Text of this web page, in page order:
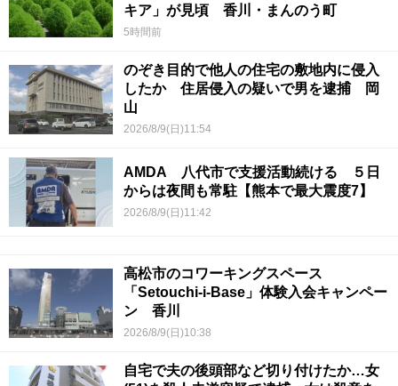
キア」が見頃 香川・まんのう町
5時間前
のぞき目的で他人の住宅の敷地内に侵入
したか 住居侵入の疑いで男を逮捕 岡
山
2026/8/9(日)11:54
AMDA 八代市で支援活動続ける ５日
からは夜間も常駐【熊本で最大震度7】
2026/8/9(日)11:42
高松市のコワーキングスペース
「Setouchi-i-Base」体験入会キャンペー
ン 香川
2026/8/9(日)10:38
自宅で夫の後頭部など切り付けたか…女